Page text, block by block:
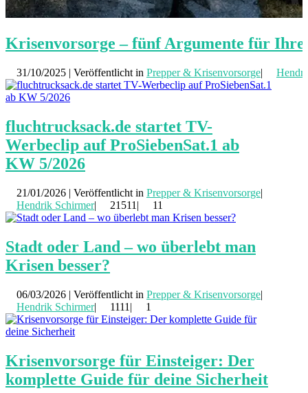
Krisenvorsorge – fünf Argumente für
31/10/2025 | Veröffentlicht in Prepper & Krisenvorsorge|
fluchtrucksack.de startet TV-
Werbeclip auf ProSiebenSat.1 ab
KW 5/2026
21/01/2026 | Veröffentlicht in Prepper & Krisenvorsorge|
Hendrik Schirmer| 21511| 11
Stadt oder Land – wo überlebt man
Krisen besser?
06/03/2026 | Veröffentlicht in Prepper & Krisenvorsorge|
Hendrik Schirmer| 1111| 1
Krisenvorsorge für Einsteiger: Der
komplette Guide für deine Sicherheit